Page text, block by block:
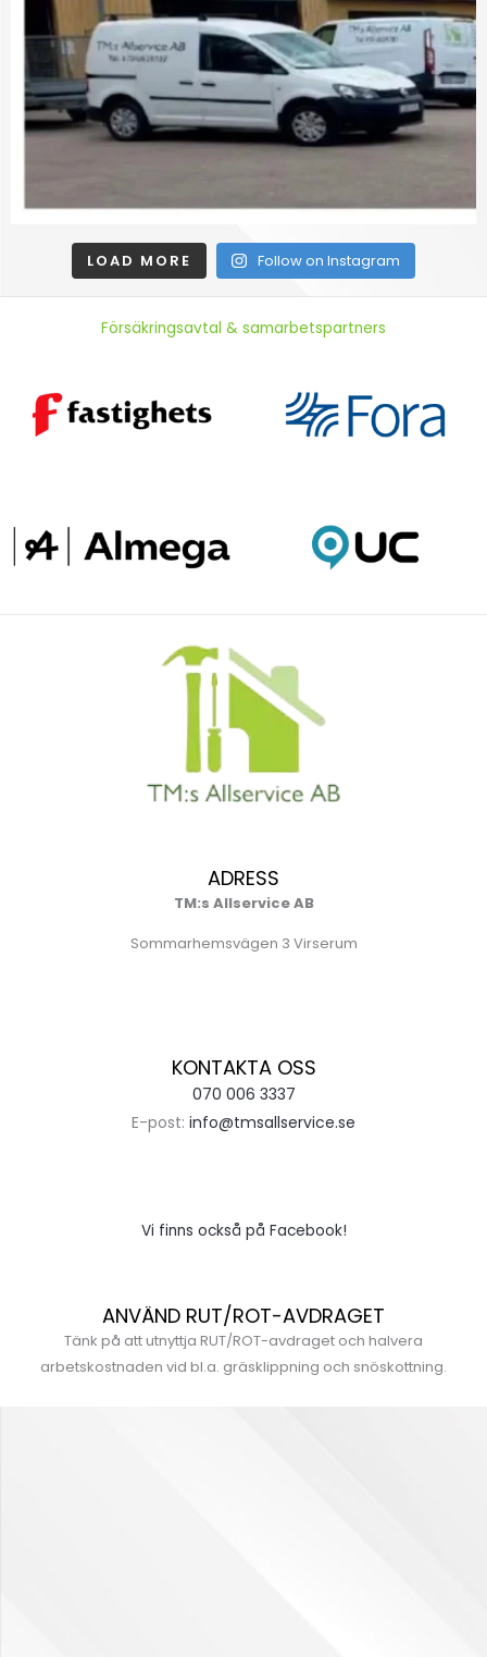
LOAD MORE Follow on Instagram
Försäkringsavtal & samarbetspartners
ADRESS
TM:s Allservice AB
Sommarhemsvägen 3 Virserum
KONTAKTA OSS
070 006 3337
E-post: info@tmsallservice.se
Vi finns också på Facebook!
ANVÄND RUT/ROT-AVDRAGET
Tänk på att utnyttja RUT/ROT-avdraget och halvera
arbetskostnaden vid bl.a. gräsklippning och snöskottning.